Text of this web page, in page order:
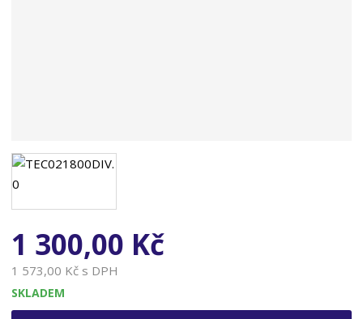
1 300,00 Kč
1 573,00 Kč s DPH
SKLADEM